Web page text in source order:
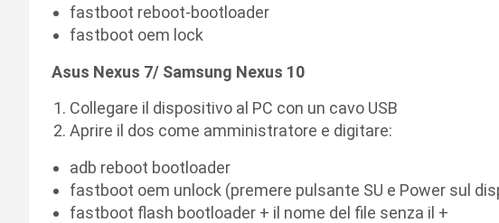
fastboot reboot-bootloader
fastboot oem lock
Asus Nexus 7/ Samsung Nexus 10
Collegare il dispositivo al PC con un cavo USB
Aprire il dos come amministratore e digitare:
adb reboot bootloader
fastboot oem unlock (premere pulsante SU e Power sul
fastboot flash bootloader + il nome del file senza il +